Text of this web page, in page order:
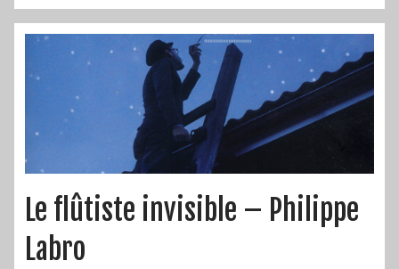
Le flûtiste invisible – Philippe
Labro